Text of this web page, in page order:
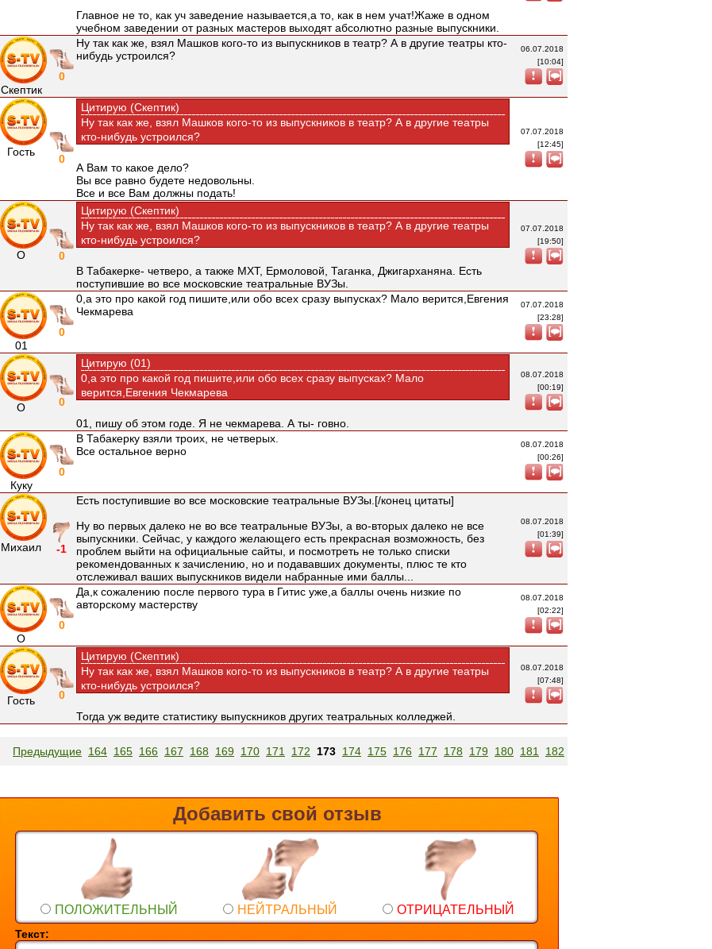
Главное не то, как уч заведение называется,а то, как в нем учат!Жаже в одном
учебном заведении от разных мастеров выходят абсолютно разные выпускники.
Скептик
0
Ну так как же, взял Машков кого-то из выпускников в театр? А в другие театры кто-
нибудь устроился?
06.07.2018
[10:04]
Гость
0
Цитирую (Скептик)
Ну так как же, взял Машков кого-то из выпускников в театр? А в другие театры
кто-нибудь устроился?
А Вам то какое дело?
Вы все равно будете недовольны.
Все и все Вам должны подать!
07.07.2018
[12:45]
О 0
Цитирую (Скептик)
Ну так как же, взял Машков кого-то из выпускников в театр? А в другие театры
кто-нибудь устроился?
В Табакерке- четверо, а также МХТ, Ермоловой, Таганка, Джигарханяна. Есть
поступившие во все московские театральные ВУЗы.
07.07.2018
[19:50]
01
0
0,а это про какой год пишите,или обо всех сразу выпусках? Мало верится,Евгения
Чекмарева
07.07.2018
[23:28]
О 0
Цитирую (01)
0,а это про какой год пишите,или обо всех сразу выпусках? Мало
верится,Евгения Чекмарева
01, пишу об этом годе. Я не чекмарева. А ты- говно.
08.07.2018
[00:19]
Куку
0
В Табакерку взяли троих, не четверых.
Все остальное верно
08.07.2018
[00:26]
Михаил -1
Есть поступившие во все московские театральные ВУЗы.[/конец цитаты]
Ну во первых далеко не во все театральные ВУЗы, а во-вторых далеко не все
выпускники. Сейчас, у каждого желающего есть прекрасная возможность, без
проблем выйти на официальные сайты, и посмотреть не только списки
рекомендованных к зачислению, но и подававших документы, плюс те кто
отслеживал ваших выпускников видели набранные ими баллы...
08.07.2018
[01:39]
О
0
Да,к сожалению после первого тура в Гитис уже,а баллы очень низкие по
авторскому мастерству
08.07.2018
[02:22]
Гость 0
Цитирую (Скептик)
Ну так как же, взял Машков кого-то из выпускников в театр? А в другие театры
кто-нибудь устроился?
Тогда уж ведите статистику выпускников других театральных колледжей.
08.07.2018
[07:48]
Предыдущие 164 165 166 167 168 169 170 171 172 173 174 175 176 177 178 179 180 181 182
Добавить свой отзыв
ПОЛОЖИТЕЛЬНЫЙ НЕЙТРАЛЬНЫЙ ОТРИЦАТЕЛЬНЫЙ
Текст: